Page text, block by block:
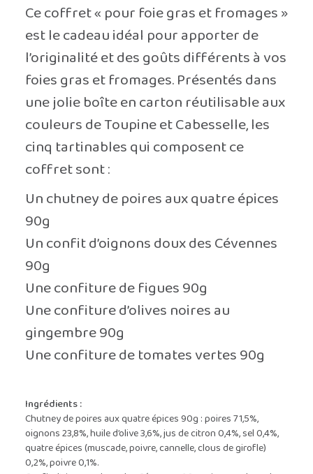
Ce coffret « pour foie gras et fromages »
est le cadeau idéal pour apporter de
l’originalité et des goûts différents à vos
foies gras et fromages. Présentés dans
une jolie boîte en carton réutilisable aux
couleurs de Toupine et Cabesselle, les
cinq tartinables qui composent ce
coffret sont :
Un chutney de poires aux quatre épices
90g
Un confit d’oignons doux des Cévennes
90g
Une confiture de figues 90g
Une confiture d’olives noires au
gingembre 90g
Une confiture de tomates vertes 90g
Ingrédients :
Chutney de poires aux quatre épices 90g : poires 71,5%,
oignons 23,8%, huile d’olive 3,6%, jus de citron 0,4%, sel 0,4%,
quatre épices (muscade, poivre, cannelle, clous de girofle)
0,2%, poivre 0,1%.